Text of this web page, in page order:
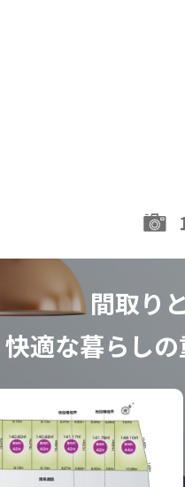
間取り
快適な暮らし